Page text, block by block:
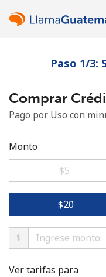
¿Ya tienes
Paso 1/3:
Comprar
Pago por Uso con
Monto
⁦$5⁩
⁦$20⁩
$
Ver tarifas para